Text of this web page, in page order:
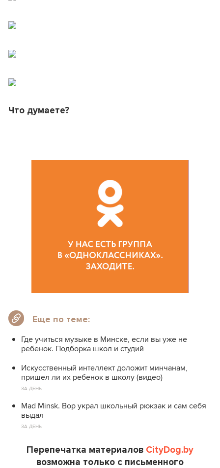
Что думаете?
Еще по теме:
Где учиться музыке в Минске, если вы уже не
ребенок. Подборка школ и студий
Искусственный интеллект доложит минчанам,
пришел ли их ребенок в школу (видео)
ЗА ДЕНЬ
Mad Minsk. Вор украл школьный рюкзак и сам себя
выдал
ЗА ДЕНЬ
Перепечатка материалов CityDog.by
возможна только с письменного